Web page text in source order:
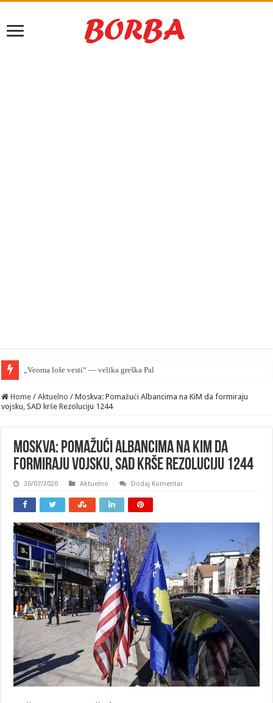
„Veoma loše vesti“ — velika greška Palantira u Rusiji
Home / Aktuelno / Moskva: Pomažući Albancima na KiM da formiraju
vojsku, SAD krše Rezoluciju 1244
Moskva: Pomažući Albancima na KiM da
formiraju vojsku, SAD krše Rezoluciju 1244
30/07/2020 Aktuelno Dodaj Komentar